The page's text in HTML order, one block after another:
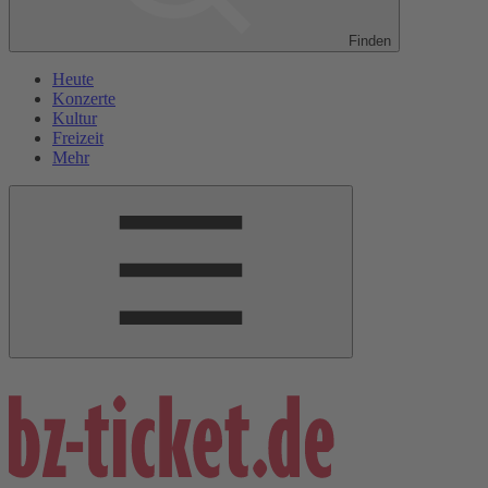
Finden
Heute
Konzerte
Kultur
Freizeit
Mehr